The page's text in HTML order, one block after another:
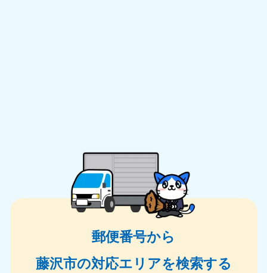
郵便番号から
藤沢市の対応エリアを検索する